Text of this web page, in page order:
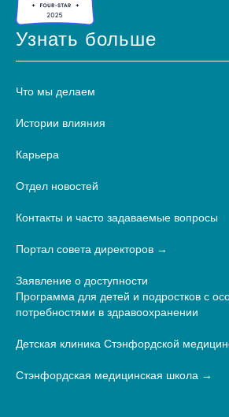
Узнать больше
Что мы делаем
Истории влияния
Карьера
Отдел новостей
Контакты и часто задаваемые вопросы
Портал совета директоров
Заявление о доступности
Программа для детей и подростков с
потребностями в здравоохранении
Детская клиника Стэнфордской
Стэнфордская медицинская школа